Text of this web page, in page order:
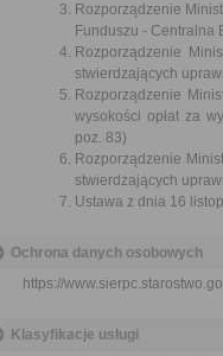
Rozporządzenie
Funduszu - Centralna
Rozporządzenie
stwierdzających
Rozporządzenie
wysokości opłat za
poz. 83)
Rozporządzenie
stwierdzających
Ustawa z dnia 16
Ochrona danych osobowych
https://
Klasyfikacje usługi